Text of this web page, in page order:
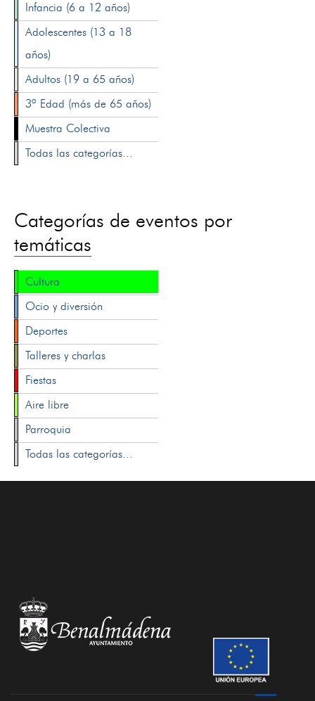
Infancia (6 a 12 años)
Adolescentes (13 a 18
años)
Adultos (19 a 65 años)
3ª Edad (más de 65 años)
Muestra Colectiva
Todas las categorías...
Categorías de eventos por
temáticas
Cultura
Ocio y diversión
Deportes
Talleres y charlas
Fiestas
Aire libre
Parroquia
Todas las categorías...